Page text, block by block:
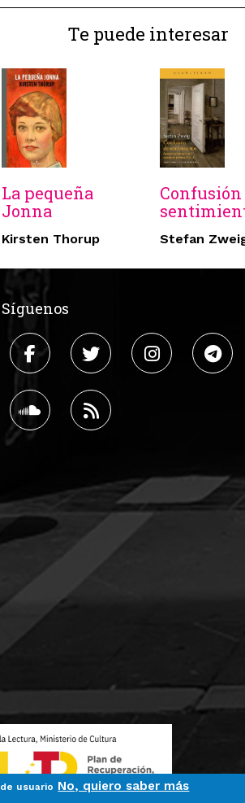
Te puede interesar
La pequeña
Jonna
Kirsten Thorup
Confusión
Stefan
Síguenos
usuario No, quiero saber más